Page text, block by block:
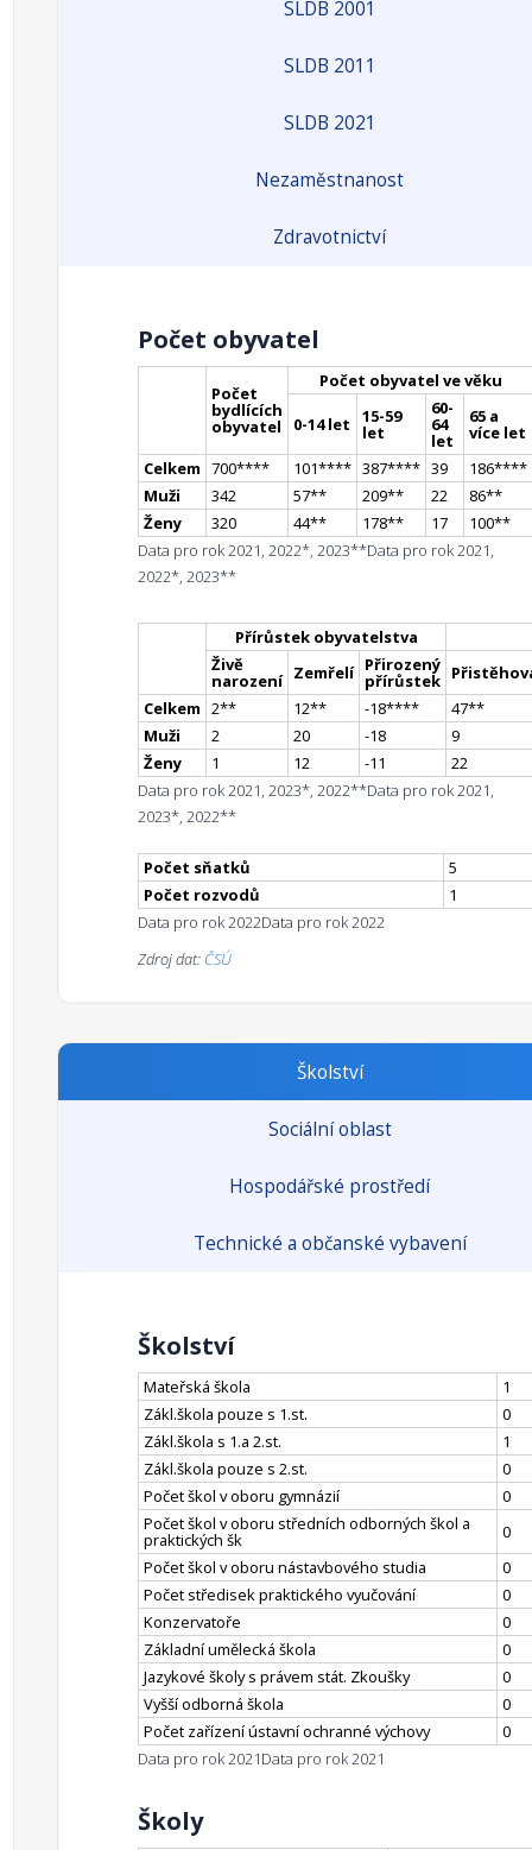
SLDB 2001
SLDB 2011
SLDB 2021
Nezaměstnanost
Zdravotnictví
Počet obyvatel
Počet
bydlících
obyvatel
Počet obyvatel ve věku
0-14 let 15-59
let
60-
64
let
65 a
více let
Celkem 700**** 101**** 387**** 39 186****
Muži
342 57** 209** 22 86**
Ženy
320 44** 178** 17 100**
Data pro rok 2021, 2022*, 2023**Data pro rok 2021,
2022*, 2023**
Přírůstek obyvatelstva
Živě
narození Zemřelí Přirozený
přírůstek
Celkem 2** 12** -18**** 47**
Muži
2 20 -18
9
Ženy
1 12 -11
22
Data pro rok 2021, 2023*, 2022**Data pro rok 2021,
2023*, 2022**
Počet sňatků
5
Počet rozvodů
1
Data pro rok 2022Data pro rok 2022
Zdroj dat: ČSÚ
Školství
Sociální oblast
Hospodářské prostředí
Technické a občanské vybavení
Školství
Mateřská škola
1
Zákl.škola pouze s 1.st.
0
Zákl.škola s 1.a 2.st.
1
Zákl.škola pouze s 2.st.
0
Počet škol v oboru gymnázií
0
Počet škol v oboru středních odborných škol a
praktických šk
0
Počet škol v oboru nástavbového studia
0
Počet středisek praktického vyučování
0
Konzervatoře
0
Základní umělecká škola
0
Jazykové školy s právem stát. Zkoušky
0
Vyšší odborná škola
0
Počet zařízení ústavní ochranné výchovy
0
Data pro rok 2021Data pro rok 2021
Školy